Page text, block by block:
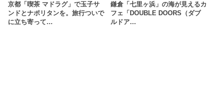
京都「喫茶 マドラグ」で玉子サ
ンドとナポリタンを。旅行ついで
に立ち寄って…
鎌倉「七里ヶ浜」の海が見えるカ
フェ「DOUBLE DOORS（ダブ
ルドア…